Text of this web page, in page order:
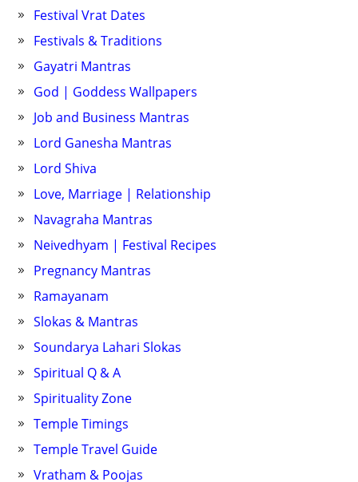
Festival Vrat Dates
Festivals & Traditions
Gayatri Mantras
God | Goddess Wallpapers
Job and Business Mantras
Lord Ganesha Mantras
Lord Shiva
Love, Marriage | Relationship
Navagraha Mantras
Neivedhyam | Festival Recipes
Pregnancy Mantras
Ramayanam
Slokas & Mantras
Soundarya Lahari Slokas
Spiritual Q & A
Spirituality Zone
Temple Timings
Temple Travel Guide
Vratham & Poojas